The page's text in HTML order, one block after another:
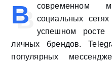
В
современном
социальных
успешном росте
личных брендов.
популярных